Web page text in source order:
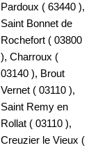
Pardoux ( 63440 ),
Saint Bonnet de
Rochefort ( 03800
), Charroux (
03140 ), Brout
Vernet ( 03110 ),
Saint Remy en
Rollat ( 03110 ),
Creuzier le Vieux (